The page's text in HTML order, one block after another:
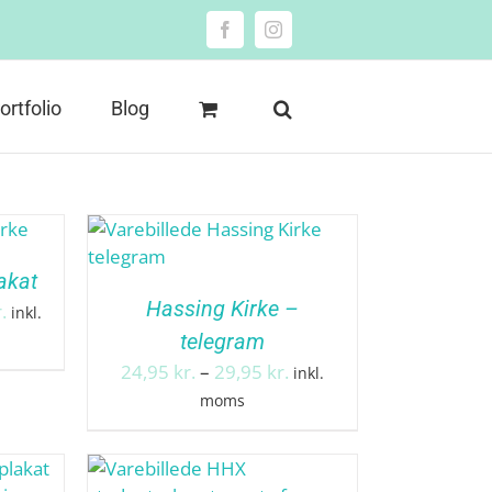
FacebookInstagram
Blog
Prisinterval:
inkl.
Hassing Kirke –
telegram
24,95 kr. – 29,95 kr.Prisinterval:
inkl.
moms